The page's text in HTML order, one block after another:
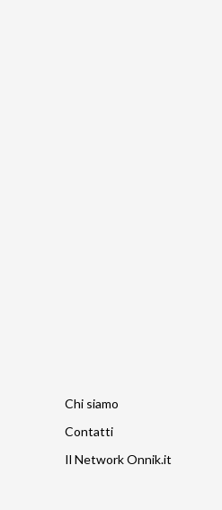
Chi siamo
Contatti
Il Network Onnik.it